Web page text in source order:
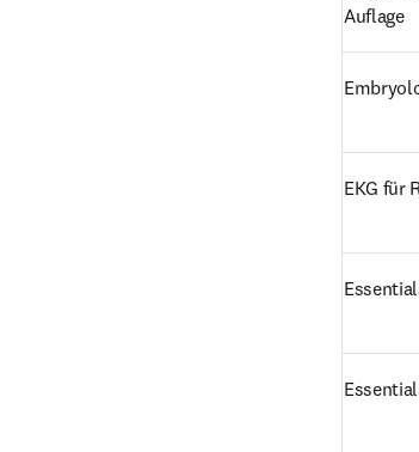
Auflage
EKG für